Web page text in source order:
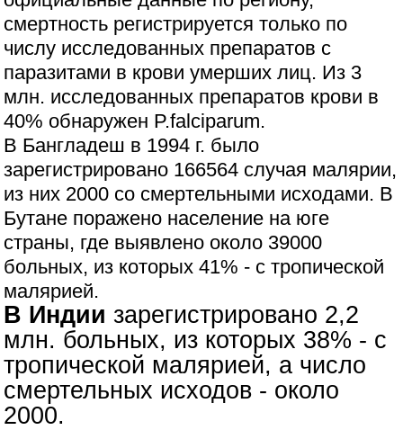
смертность регистрируется только по
числу исследованных препаратов с
паразитами в крови умерших лиц. Из 3
млн. исследованных препаратов крови в
40% обнаружен P.falciparum.
В Бангладеш в 1994 г. было
зарегистрировано 166564 случая малярии,
из них 2000 со смертельными исходами. В
Бутане поражено население на юге
страны, где выявлено около 39000
больных, из которых 41% - с тропической
малярией.
В Индии зарегистрировано 2,2
млн. больных, из которых 38% - с
тропической малярией, а число
смертельных исходов - около
2000.